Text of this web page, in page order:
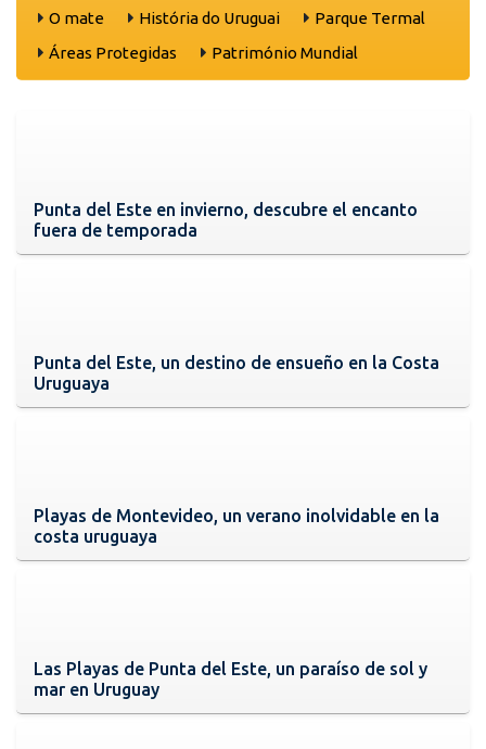
O mate História do Uruguai
Parque Termal
Áreas Protegidas
Património Mundial
Punta del Este en invierno, descubre el encanto
fuera de temporada
Punta del Este, un destino de ensueño en la Costa
Uruguaya
Playas de Montevideo, un verano inolvidable en la
costa uruguaya
Las Playas de Punta del Este, un paraíso de sol y
mar en Uruguay